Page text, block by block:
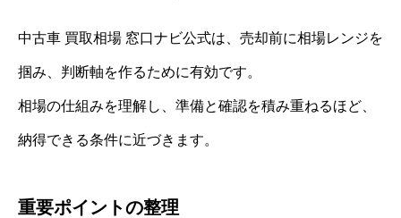
中古車 買取相場 窓口ナビ公式は、売却前に相場レンジを
掴み、判断軸を作るために有効です。
相場の仕組みを理解し、準備と確認を積み重ねるほど、
納得できる条件に近づきます。
重要ポイントの整理